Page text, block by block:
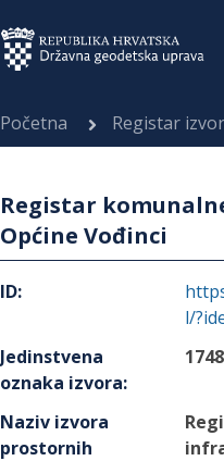
Početna Registar
Registar
Općine Vođinci
ID:
l/
Jedinstvena
oznaka izvora:
1748
Naziv izvora
prostornih